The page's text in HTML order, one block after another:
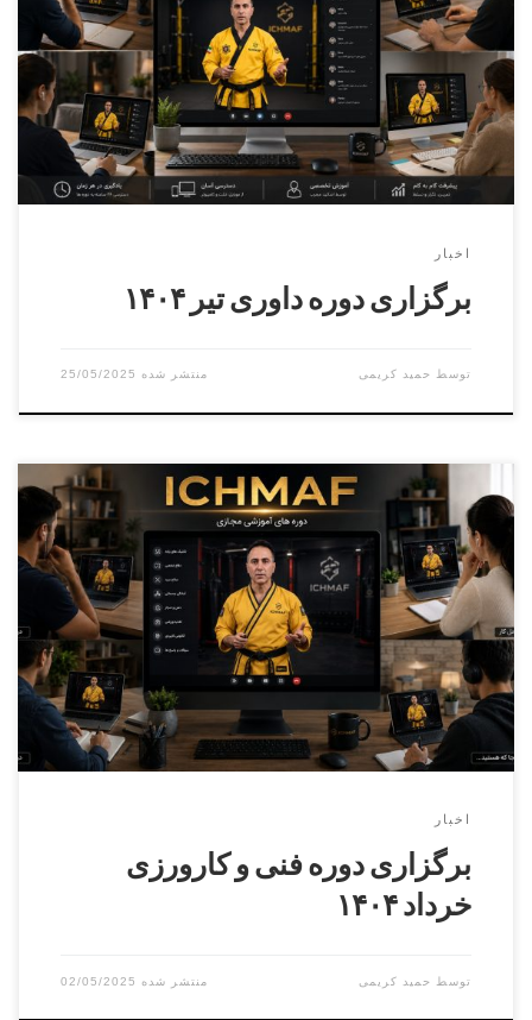
دوره داوری درجه ۳ و۲و۱ مدرس : حمید خانی آقایان و بانوان
زمان : ۶ تیر ۱۴۰۴ مکان : فردیس – کوچه هشتم – سالن
شهرداری
اخبار
برگزاری دوره داوری تیر ۱۴۰۴
توسط حمید کریمی 25/05/2025
دوره کارورزی ( مربیگری عملی ) درجه ۳ الی درجه ۱
بخش آقایان مدرس : اکبر حیدریممتحن : مرتضی فرنادمسئول
برگزاری : شاهرخ عظیمیتاریخ برگزاری : ۲ خرداد ۱۴۰۴
بخش بانوان مدرس و ممتحن : آزیتا موسویمسئول برگزاری : هانیه
مطلبیتاریخ برگزاری : ۱ خرداد ۱۴۰۴ برگزاری دوره فنی کمربند
مشکی دان ۱ الی […]
اخبار
برگزاری دوره فنی و کارورزی
خرداد ۱۴۰۴
توسط حمید کریمی 02/05/2025